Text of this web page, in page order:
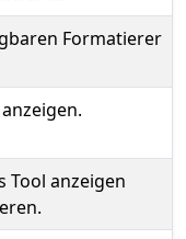
Formatierer
Tool anzeigen